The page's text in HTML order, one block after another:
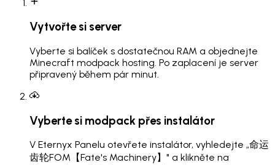
Vytvořte si server
Vyberte si balíček s dostatečnou RAM a objednejte
Minecraft modpack hosting. Po zaplacení je server
připravený během pár minut.
Vyberte si modpack přes instalátor
V Eternyx Panelu otevřete instalátor, vyhledejte „命运
齿轮FOM【Fate's Machinery】" a klikněte na